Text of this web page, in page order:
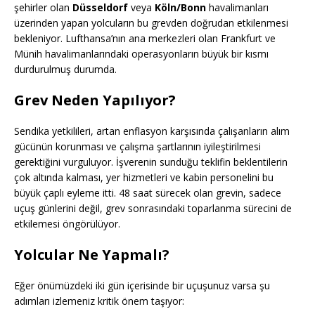
şehirler olan Düsseldorf veya Köln/Bonn havalimanları
üzerinden yapan yolcuların bu grevden doğrudan etkilenmesi
bekleniyor. Lufthansa’nın ana merkezleri olan Frankfurt ve
Münih havalimanlarındaki operasyonların büyük bir kısmı
durdurulmuş durumda.
Grev Neden Yapılıyor?
Sendika yetkilileri, artan enflasyon karşısında çalışanların alım
gücünün korunması ve çalışma şartlarının iyileştirilmesi
gerektiğini vurguluyor. İşverenin sunduğu teklifin beklentilerin
çok altında kalması, yer hizmetleri ve kabin personelini bu
büyük çaplı eyleme itti. 48 saat sürecek olan grevin, sadece
uçuş günlerini değil, grev sonrasındaki toparlanma sürecini de
etkilemesi öngörülüyor.
Yolcular Ne Yapmalı?
Eğer önümüzdeki iki gün içerisinde bir uçuşunuz varsa şu
adımları izlemeniz kritik önem taşıyor: